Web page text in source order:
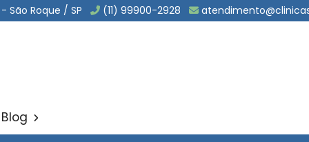
São Roque / SP (11) 99900-2928
Blog